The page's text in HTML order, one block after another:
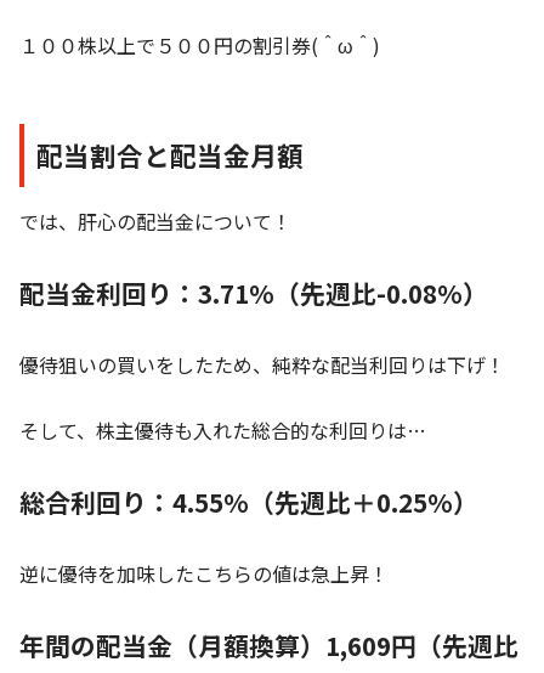
１００株以上で５００円の割引券(＾ω＾)
配当割合と配当金月額
では、肝心の配当金について！
配当金利回り：3.71%（先週比-0.08%）
優待狙いの買いをしたため、純粋な配当利回りは下げ！
そして、株主優待も入れた総合的な利回りは…
総合利回り：4.55%（先週比＋0.25%）
逆に優待を加味したこちらの値は急上昇！
年間の配当金（月額換算）1,609円（先週比